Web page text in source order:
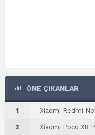
ÖNE ÇIKANLAR
1 Xiaomi Redmi
2 Xiaomi Poco X8